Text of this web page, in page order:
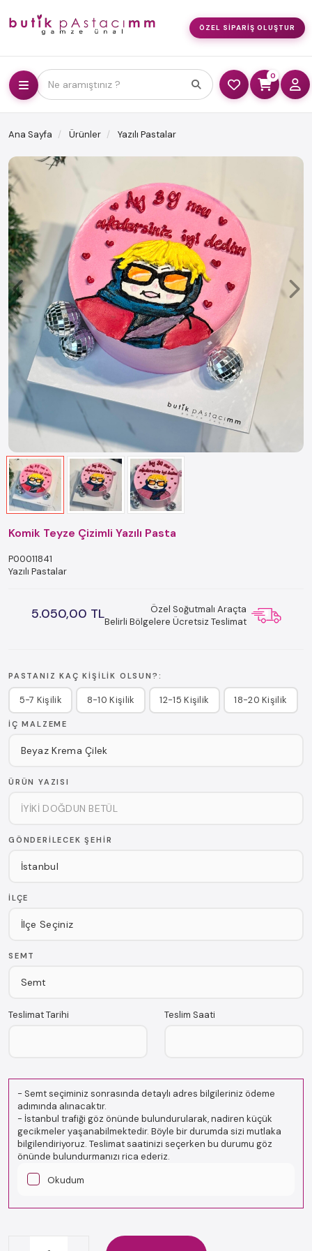
ÖZEL SIPARIŞ OLUŞTUR
Ne aramıştınız ?
0
Ana Sayfa Ürünler Yazılı Pastalar
Komik Teyze Çizimli Yazılı Pasta
P00011841
Yazılı Pastalar
5.050,00 TL
Özel Soğutmalı Araçta
Belirli Bölgelere Ücretsiz Teslimat
PASTANIZ KAÇ KIŞILIK OLSUN?:
5-7 Kişilik 8-10 Kişilik 12-15 Kişilik 18-20 Kişilik
İÇ MALZEME
ÜRÜN YAZISI
GÖNDERILECEK ŞEHIR
İLÇE
SEMT
Teslimat Tarihi Teslim Saati
- Semt seçiminiz sonrasında detaylı adres bilgileriniz ödeme
adımında alınacaktır.
- İstanbul trafiği göz önünde bulundurularak, nadiren küçük
gecikmeler yaşanabilmektedir. Böyle bir durumda sizi mutlaka
bilgilendiriyoruz. Teslimat saatinizi seçerken bu durumu göz
önünde bulundurmanızı rica ederiz.
Okudum